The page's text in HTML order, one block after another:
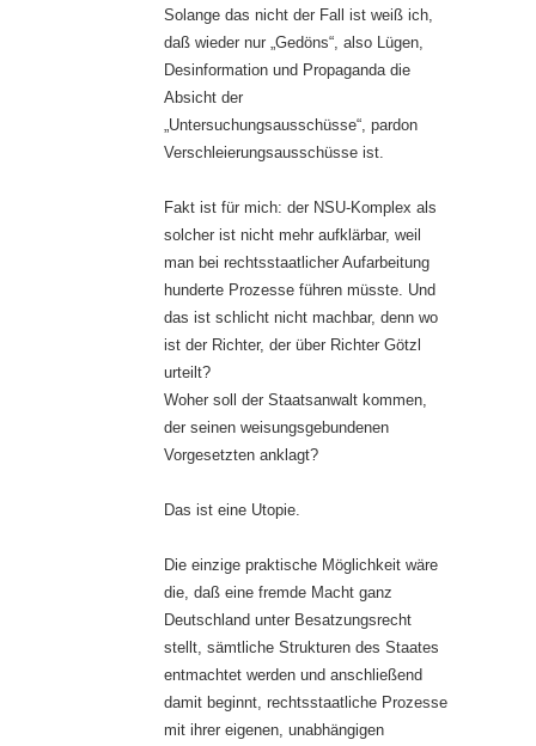
Solange das nicht der Fall ist weiß ich,
daß wieder nur „Gedöns“, also Lügen,
Desinformation und Propaganda die
Absicht der
„Untersuchungsausschüsse“, pardon
Verschleierungsausschüsse ist.
Fakt ist für mich: der NSU-Komplex als
solcher ist nicht mehr aufklärbar, weil
man bei rechtsstaatlicher Aufarbeitung
hunderte Prozesse führen müsste. Und
das ist schlicht nicht machbar, denn wo
ist der Richter, der über Richter Götzl
urteilt?
Woher soll der Staatsanwalt kommen,
der seinen weisungsgebundenen
Vorgesetzten anklagt?
Das ist eine Utopie.
Die einzige praktische Möglichkeit wäre
die, daß eine fremde Macht ganz
Deutschland unter Besatzungsrecht
stellt, sämtliche Strukturen des Staates
entmachtet werden und anschließend
damit beginnt, rechtsstaatliche Prozesse
mit ihrer eigenen, unabhängigen